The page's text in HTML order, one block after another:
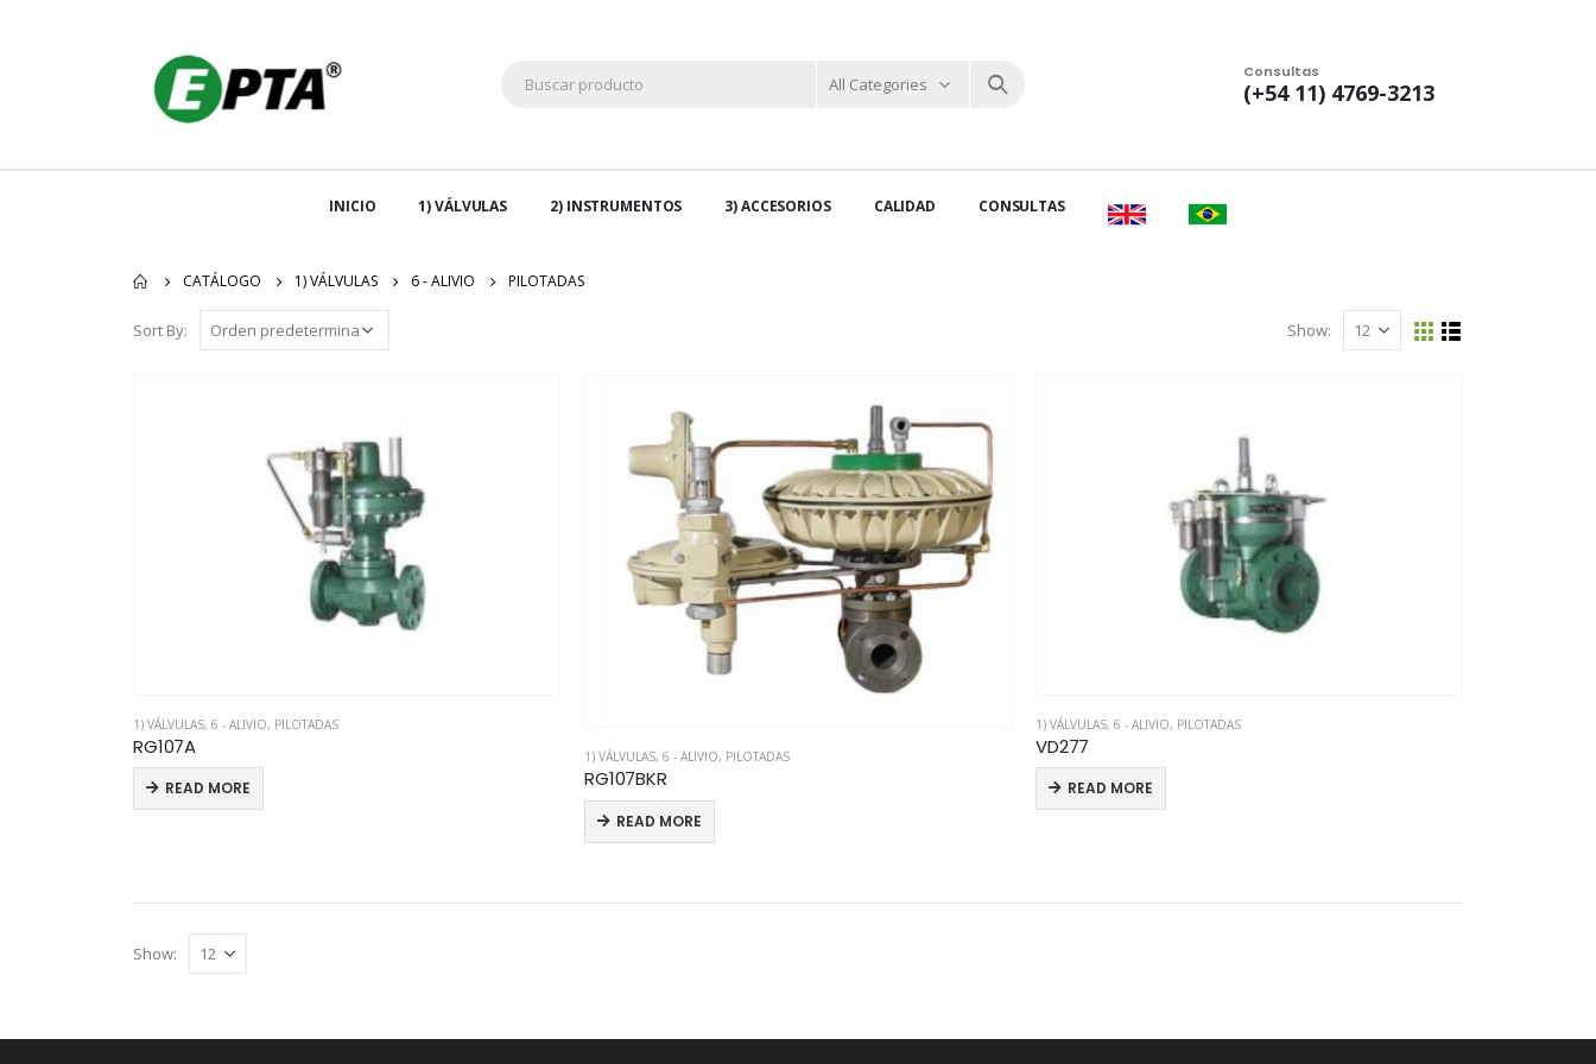
All Categories
Consultas
(+54 11) 4769-3213
INICIO 1) VÁLVULAS 2) INSTRUMENTOS 3) ACCESORIOS CALIDAD CONSULTAS
CATÁLOGO 1) VÁLVULAS 6 - ALIVIO PILOTADAS
Sort By: Show:
1) VÁLVULAS, 6 - ALIVIO, PILOTADAS
RG107A
READ MORE
1) VÁLVULAS, 6 - ALIVIO, PILOTADAS
RG107BKR
READ MORE
1) VÁLVULAS, 6 - ALIVIO, PILOTADAS
VD277
READ MORE
Show: